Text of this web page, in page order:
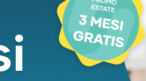
saranno il vero e proprio
le anomalie più pesanti, con
metropoli come Parigi e
molto a nord, valicando la
un valore di assoluto rilievo che